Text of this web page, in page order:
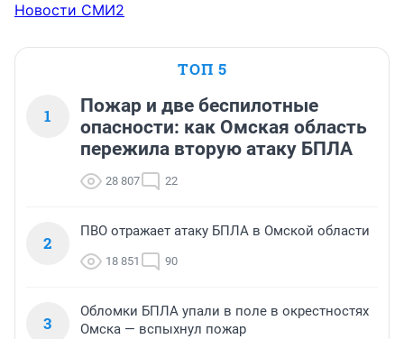
Новости СМИ2
ТОП 5
1
Пожар и две беспилотные
опасности: как Омская область
пережила вторую атаку БПЛА
28 807 22
2
ПВО отражает атаку БПЛА в Омской области
18 851 90
3
Обломки БПЛА упали в поле в окрестностях
Омска — вспыхнул пожар